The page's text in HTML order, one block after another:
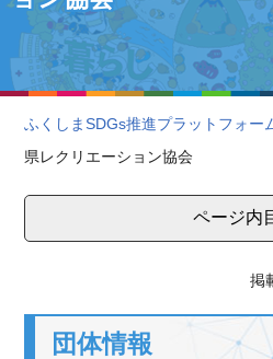
ふくしまSDGs推進プラットフォー
県レクリエーション協会
ページ内
掲
団体情報